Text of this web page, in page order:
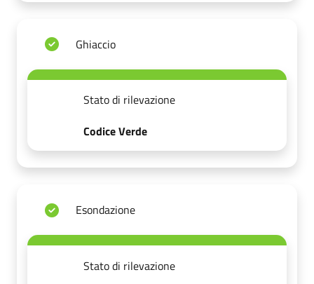
Ghiaccio
Stato di rilevazione
Codice Verde
Esondazione
Stato di rilevazione